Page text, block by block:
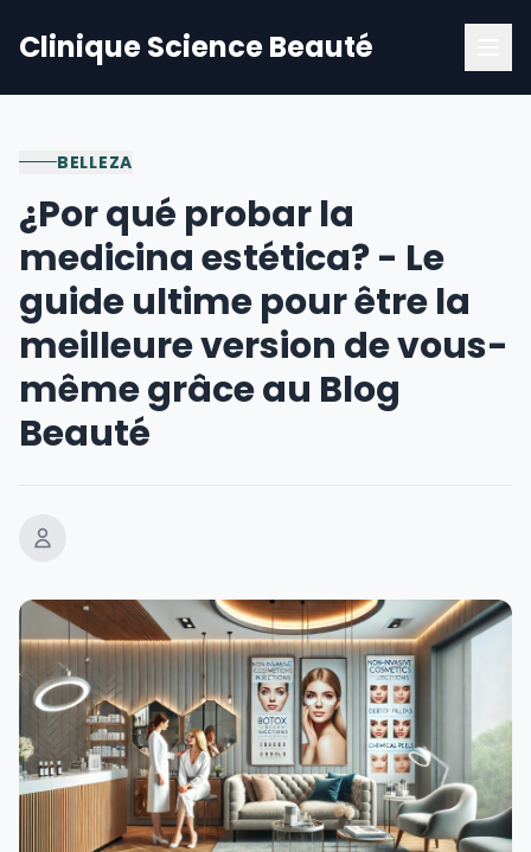
Clinique Science Beauté
BELLEZA
¿Por qué probar la
medicina estética? - Le
guide ultime pour être la
meilleure version de vous-
même grâce au Blog
Beauté